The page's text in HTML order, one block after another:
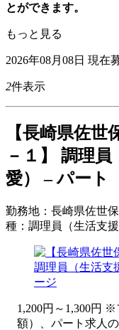
とができます。
もっと見る
2026年08月08日 現在
2件表示
【長崎県佐世
－１】 調理
愛） – パート
勤務地： 長崎県佐世
種： 調理員（生活支
1,200円～1,300円
額）、パート求人